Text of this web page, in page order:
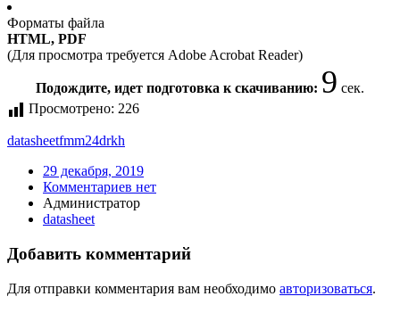
Форматы файла
HTML, PDF
(Для просмотра требуется Adobe Acrobat Reader)
Подождите, идет подготовка к скачиванию: 9 сек.
Просмотрено: 226
datasheetfmm24drkh
29 декабря, 2019
Комментариев нет
Администратор
datasheet
Добавить комментарий
Для отправки комментария вам необходимо авторизоваться.